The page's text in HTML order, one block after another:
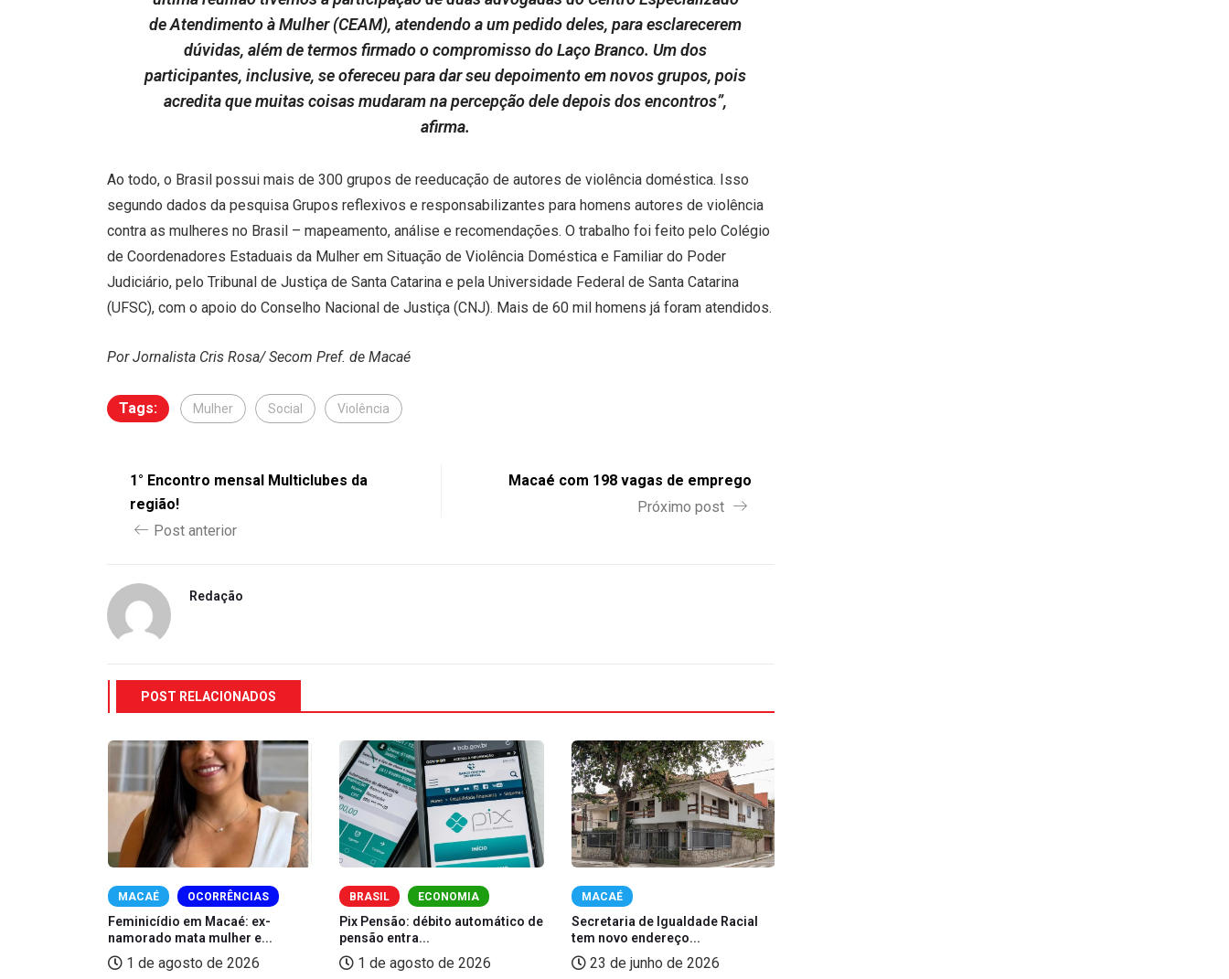
de Atendimento à Mulher (CEAM), atendendo a um pedido deles, para esclarecerem
dúvidas, além de termos firmado o compromisso do Laço Branco. Um dos
participantes, inclusive, se ofereceu para dar seu depoimento em novos grupos, pois
acredita que muitas coisas mudaram na percepção dele depois dos encontros”,
afirma.
Ao todo, o Brasil possui mais de 300 grupos de reeducação de autores de violência doméstica. Isso
segundo dados da pesquisa Grupos reflexivos e responsabilizantes para homens autores de violência
contra as mulheres no Brasil – mapeamento, análise e recomendações. O trabalho foi feito pelo Colégio
de Coordenadores Estaduais da Mulher em Situação de Violência Doméstica e Familiar do Poder
Judiciário, pelo Tribunal de Justiça de Santa Catarina e pela Universidade Federal de Santa Catarina
(UFSC), com o apoio do Conselho Nacional de Justiça (CNJ). Mais de 60 mil homens já foram atendidos.
Por Jornalista Cris Rosa/ Secom Pref. de Macaé
Tags: Mulher Social Violência
1° Encontro mensal Multiclubes da
região!
Post anterior
Macaé com 198 vagas de emprego
Próximo post
Redação
POST RELACIONADOS
MACAÉ OCORRÊNCIAS
Feminicídio em Macaé: ex-
namorado mata mulher e...
1 de agosto de 2026
BRASIL ECONOMIA
Pix Pensão: débito automático de
pensão entra...
1 de agosto de 2026
MACAÉ
Secretaria de Igualdade Racial
tem novo endereço...
23 de junho de 2026